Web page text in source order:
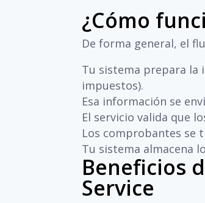
¿Cómo
De forma general, el
Tu sistema prepara la
impuestos).
Esa información se
El servicio valida que
Los comprobantes se
Tu sistema almacena
Beneficios
Service